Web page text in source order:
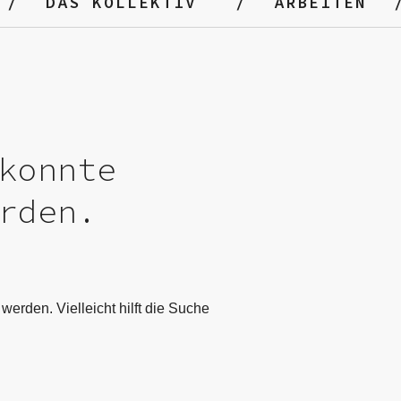
Vielleicht hilft die Suche